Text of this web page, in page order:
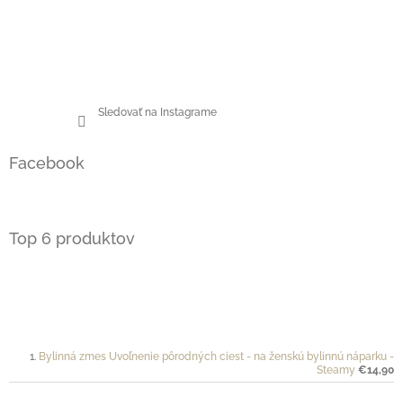
Sledovať na Instagrame
Facebook
Top 6 produktov
Bylinná zmes Uvoľnenie pôrodných ciest - na ženskú bylinnú náparku -
Steamy €14,90